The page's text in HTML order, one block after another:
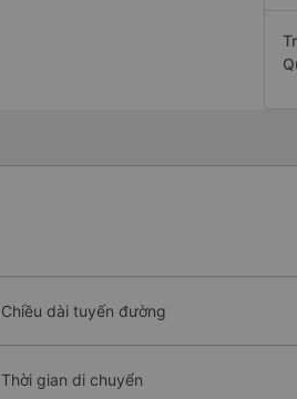
Chiều dài tuyến đường
Thời gian di chuyển